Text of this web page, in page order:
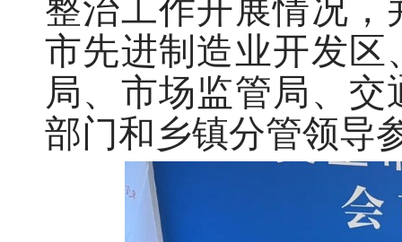
整治工作开展情况
市先进制造业开发
局、市场监管局、
部门和乡镇分管领导